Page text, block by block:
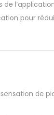
pour
de